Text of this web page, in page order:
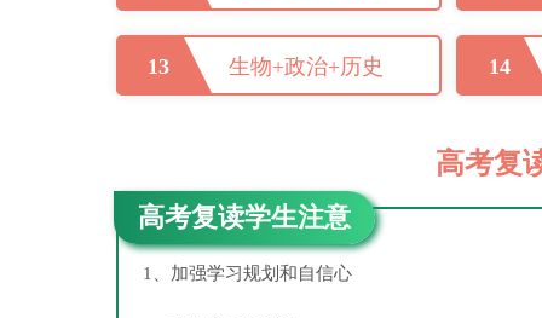
13 生物+政治+历史 14
高考复
高考复读学生注意
1、加强学习规划和自信心